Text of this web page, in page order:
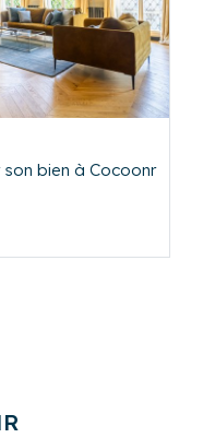
bien à Cocoonr